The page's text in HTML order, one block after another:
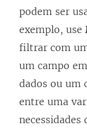
podem ser
exemplo, use
filtrar com
um campo
dados ou um
entre uma